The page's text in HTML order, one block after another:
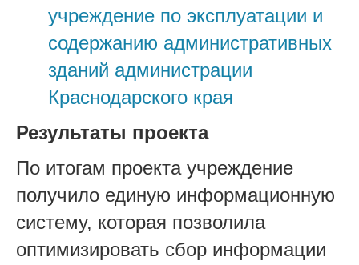
учреждение по эксплуатации и
содержанию административных
зданий администрации
Краснодарского края
Результаты проекта
По итогам проекта учреждение
получило единую информационную
систему, которая позволила
оптимизировать сбор информации